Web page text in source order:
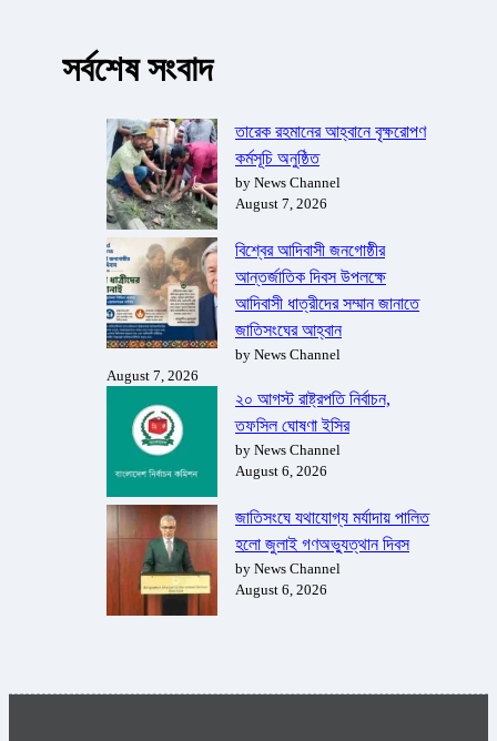
সর্বশেষ সংবাদ
তারেক রহমানের আহ্বানে বৃক্ষরোপণ
কর্মসূচি অনুষ্ঠিত
by News Channel
August 7, 2026
বিশ্বের আদিবাসী জনগোষ্ঠীর
আন্তর্জাতিক দিবস উপলক্ষে
আদিবাসী ধাত্রীদের সম্মান জানাতে
জাতিসংঘের আহ্বান
by News Channel
August 7, 2026
২০ আগস্ট রাষ্ট্রপতি নির্বাচন,
তফসিল ঘোষণা ইসির
by News Channel
August 6, 2026
জাতিসংঘে যথাযোগ্য মর্যাদায় পালিত
হলো জুলাই গণঅভ্যুত্থান দিবস
by News Channel
August 6, 2026